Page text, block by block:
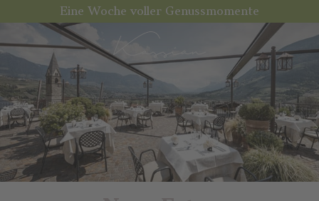
Eine Woche voller Genussmomente